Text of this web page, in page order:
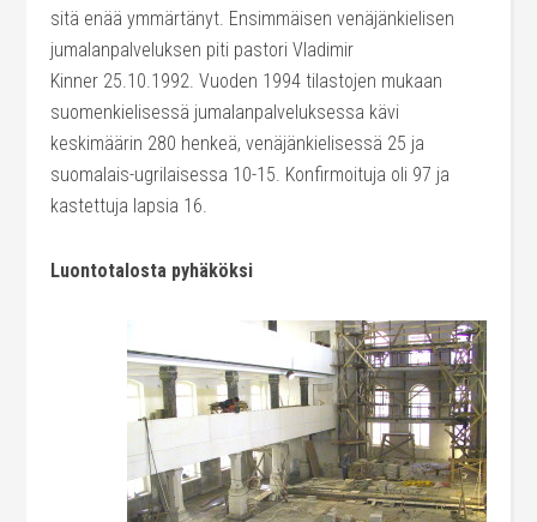
sitä enää ymmärtänyt. Ensimmäisen venäjänkielisen
jumalanpalveluksen piti pastori Vladimir
Kinner 25.10.1992. Vuoden 1994 tilastojen mukaan
suomenkielisessä jumalanpalveluksessa kävi
keskimäärin 280 henkeä, venäjänkielisessä 25 ja
suomalais-ugrilaisessa 10-15. Konfirmoituja oli 97 ja
kastettuja lapsia 16.
Luontotalosta pyhäköksi